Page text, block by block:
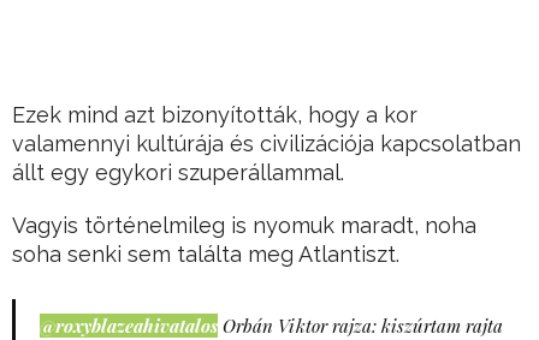
Ezek mind azt bizonyították, hogy a kor
valamennyi kultúrája és civilizációja kapcsolatban
állt egy egykori szuperállammal.
Vagyis történelmileg is nyomuk maradt, noha
soha senki sem találta meg Atlantiszt.
@roxyblazeahivatalos Orbán Viktor rajza: kiszúrtam rajta